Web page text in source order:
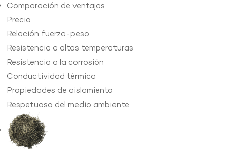
Comparación de ventajas
Precio
Relación fuerza-peso
Resistencia a altas temperaturas
Resistencia a la corrosión
Conductividad térmica
Propiedades de aislamiento
Respetuoso del medio ambiente